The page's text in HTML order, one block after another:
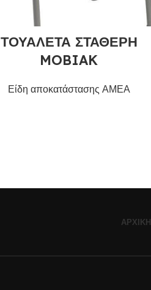
ΤΟΥΑΛΕΤΑ ΣΤΑΘΕΡΗ
MOBIAK
Είδη αποκατάστασης ΑΜΕΑ
ΑΡΧΙΚΉ